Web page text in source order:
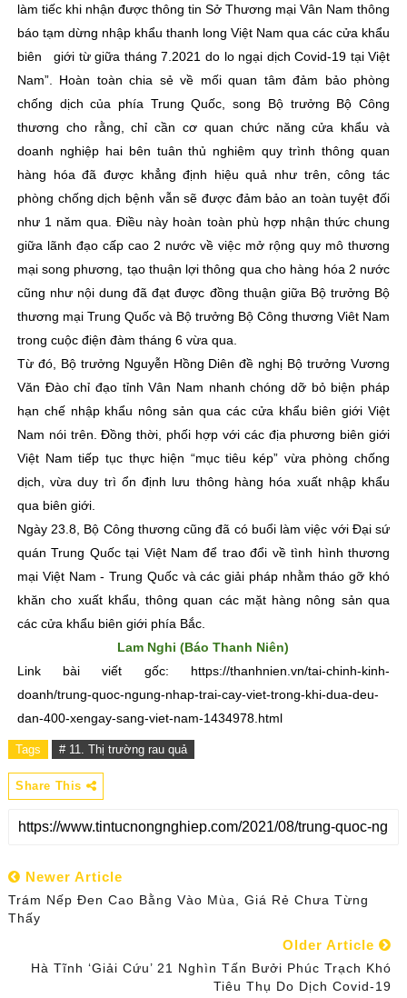
làm tiếc khi nhận được thông tin Sở Thương mại Vân Nam thông
báo tạm dừng nhập khẩu thanh long Việt Nam qua các cửa khẩu
biên giới từ giữa tháng 7.2021 do lo ngại dịch Covid-19 tại Việt
Nam”. Hoàn toàn chia sẻ về mối quan tâm đảm bảo phòng
chống dịch của phía Trung Quốc, song Bộ trưởng Bộ Công
thương cho rằng, chỉ cần cơ quan chức năng cửa khẩu và
doanh nghiệp hai bên tuân thủ nghiêm quy trình thông quan
hàng hóa đã được khẳng định hiệu quả như trên, công tác
phòng chống dịch bệnh vẫn sẽ được đảm bảo an toàn tuyệt đối
như 1 năm qua. Điều này hoàn toàn phù hợp nhận thức chung
giữa lãnh đạo cấp cao 2 nước về việc mở rộng quy mô thương
mại song phương, tạo thuận lợi thông qua cho hàng hóa 2 nước
cũng như nội dung đã đạt được đồng thuận giữa Bộ trưởng Bộ
thương mại Trung Quốc và Bộ trưởng Bộ Công thương Viêt Nam
trong cuộc điện đàm tháng 6 vừa qua.
Từ đó, Bộ trưởng Nguyễn Hồng Diên đề nghị Bộ trưởng Vương
Văn Đào chỉ đạo tỉnh Vân Nam nhanh chóng dỡ bỏ biện pháp
hạn chế nhập khẩu nông sản qua các cửa khẩu biên giới Việt
Nam nói trên. Đồng thời, phối hợp với các địa phương biên giới
Việt Nam tiếp tục thực hiện “mục tiêu kép” vừa phòng chống
dịch, vừa duy trì ổn định lưu thông hàng hóa xuất nhập khẩu
qua biên giới.
Ngày 23.8, Bộ Công thương cũng đã có buổi làm việc với Đại sứ
quán Trung Quốc tại Việt Nam để trao đổi về tình hình thương
mại Việt Nam - Trung Quốc và các giải pháp nhằm tháo gỡ khó
khăn cho xuất khẩu, thông quan các mặt hàng nông sản qua
các cửa khẩu biên giới phía Bắc.
Lam Nghi (Báo Thanh Niên)
Link bài viết gốc: https://thanhnien.vn/tai-chinh-kinh-
doanh/trung-quoc-ngung-nhap-trai-cay-viet-trong-khi-dua-deu-
dan-400-xengay-sang-viet-nam-1434978.html
Tags # 11. Thị trường rau quả
Share This
Newer Article
Trám Nếp Đen Cao Bằng Vào Mùa, Giá Rẻ Chưa Từng
Thấy
Older Article
Hà Tĩnh ‘giải Cứu’ 21 Nghìn Tấn Bưởi Phúc Trạch Khó
Tiêu Thụ Do Dịch Covid-19